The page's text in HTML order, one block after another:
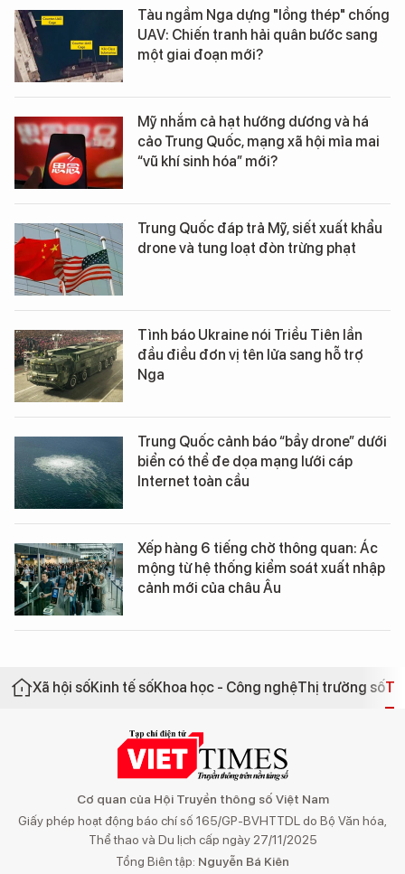
Tàu ngầm Nga dựng "lồng thép" chống
UAV: Chiến tranh hải quân bước sang
một giai đoạn mới?
Mỹ nhắm cả hạt hướng dương và há
cảo Trung Quốc, mạng xã hội mỉa mai
“vũ khí sinh hóa” mới?
Trung Quốc đáp trả Mỹ, siết xuất khẩu
drone và tung loạt đòn trừng phạt
Tình báo Ukraine nói Triều Tiên lần
đầu điều đơn vị tên lửa sang hỗ trợ
Nga
Trung Quốc cảnh báo “bầy drone” dưới
biển có thể đe dọa mạng lưới cáp
Internet toàn cầu
Xếp hàng 6 tiếng chờ thông quan: Ác
mộng từ hệ thống kiểm soát xuất nhập
cảnh mới của châu Âu
Xã hội sốKinh tế sốKhoa học - Công nghệThị trường số
Cơ quan của Hội Truyền thông số Việt Nam
Giấy phép hoạt động báo chí số 165/GP-BVHTTDL do Bộ Văn hóa,
Thể thao và Du lịch cấp ngày 27/11/2025
Tổng Biên tập: Nguyễn Bá Kiên